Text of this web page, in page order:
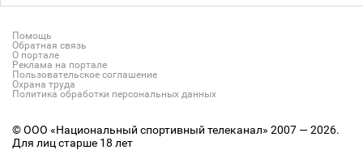
Помощь
Обратная связь
О портале
Реклама на портале
Пользовательское соглашение
Охрана труда
Политика обработки персональных данных
© ООО «Национальный спортивный телеканал» 2007 — 2026.
Для лиц старше 18 лет